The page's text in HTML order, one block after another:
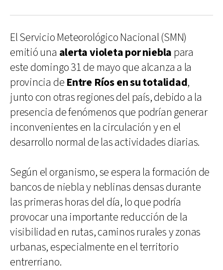
El Servicio Meteorológico Nacional (SMN)
emitió una alerta violeta por niebla para
este domingo 31 de mayo que alcanza a la
provincia de Entre Ríos en su totalidad,
junto con otras regiones del país, debido a la
presencia de fenómenos que podrían generar
inconvenientes en la circulación y en el
desarrollo normal de las actividades diarias.
Según el organismo, se espera la formación de
bancos de niebla y neblinas densas durante
las primeras horas del día, lo que podría
provocar una importante reducción de la
visibilidad en rutas, caminos rurales y zonas
urbanas, especialmente en el territorio
entrerriano.